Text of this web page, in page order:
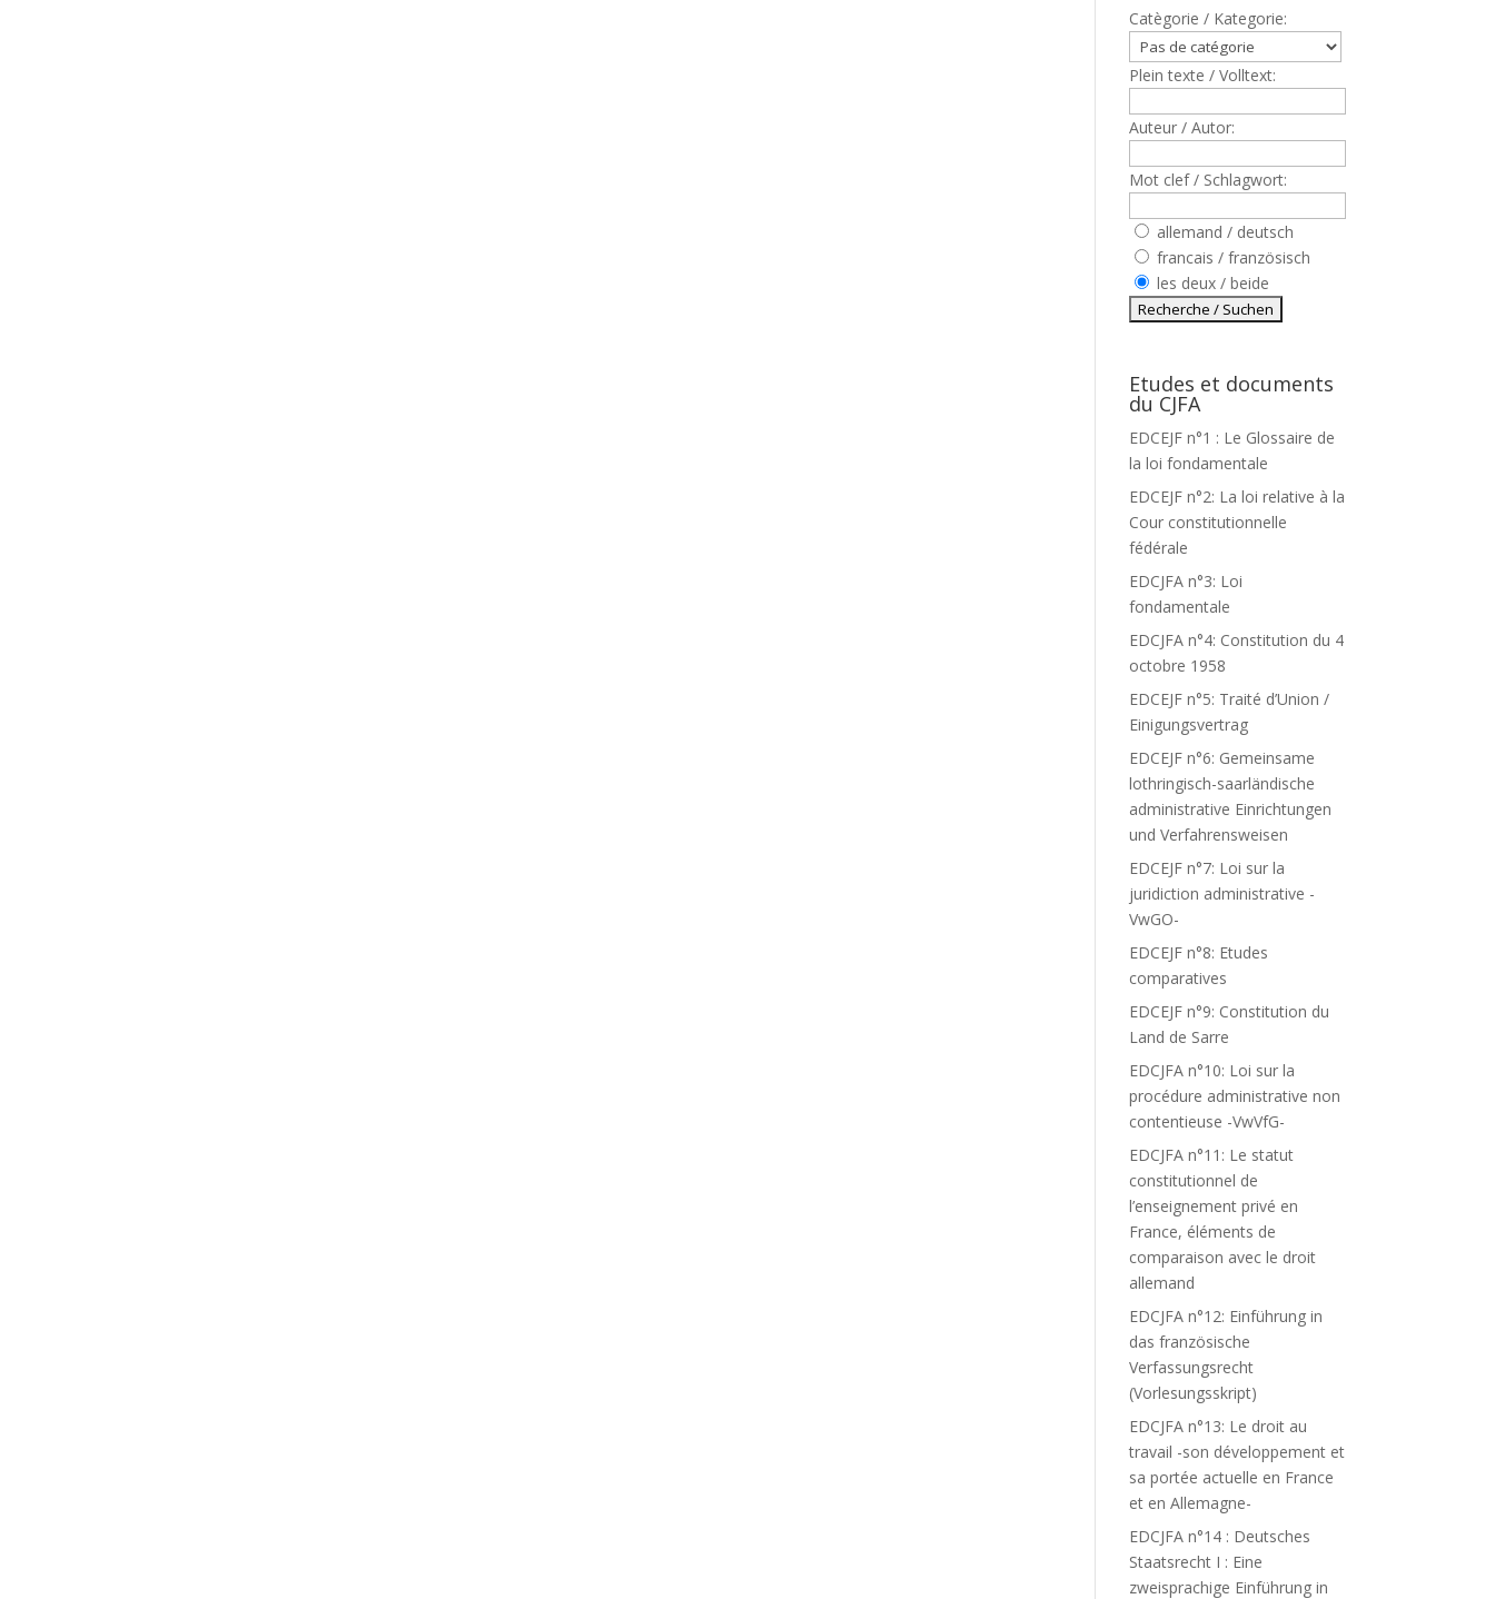
Catègorie / Kategorie:
Plein texte / Volltext:
Auteur / Autor:
Mot clef / Schlagwort:
allemand / deutsch
francais / französisch
les deux / beide
Etudes et documents
du CJFA
EDCEJF n°1 : Le Glossaire de
la loi fondamentale
EDCEJF n°2: La loi relative à la
Cour constitutionnelle
fédérale
EDCJFA n°3: Loi
fondamentale
EDCJFA n°4: Constitution du 4
octobre 1958
EDCEJF n°5: Traité d’Union /
Einigungsvertrag
EDCEJF n°6: Gemeinsame
lothringisch-saarländische
administrative Einrichtungen
und Verfahrensweisen
EDCEJF n°7: Loi sur la
juridiction administrative -
VwGO-
EDCEJF n°8: Etudes
comparatives
EDCEJF n°9: Constitution du
Land de Sarre
EDCJFA n°10: Loi sur la
procédure administrative non
contentieuse -VwVfG-
EDCJFA n°11: Le statut
constitutionnel de
l’enseignement privé en
France, éléments de
comparaison avec le droit
allemand
EDCJFA n°12: Einführung in
das französische
Verfassungsrecht
(Vorlesungsskript)
EDCJFA n°13: Le droit au
travail -son développement et
sa portée actuelle en France
et en Allemagne-
EDCJFA n°14 : Deutsches
Staatsrecht I : Eine
zweisprachige Einführung in